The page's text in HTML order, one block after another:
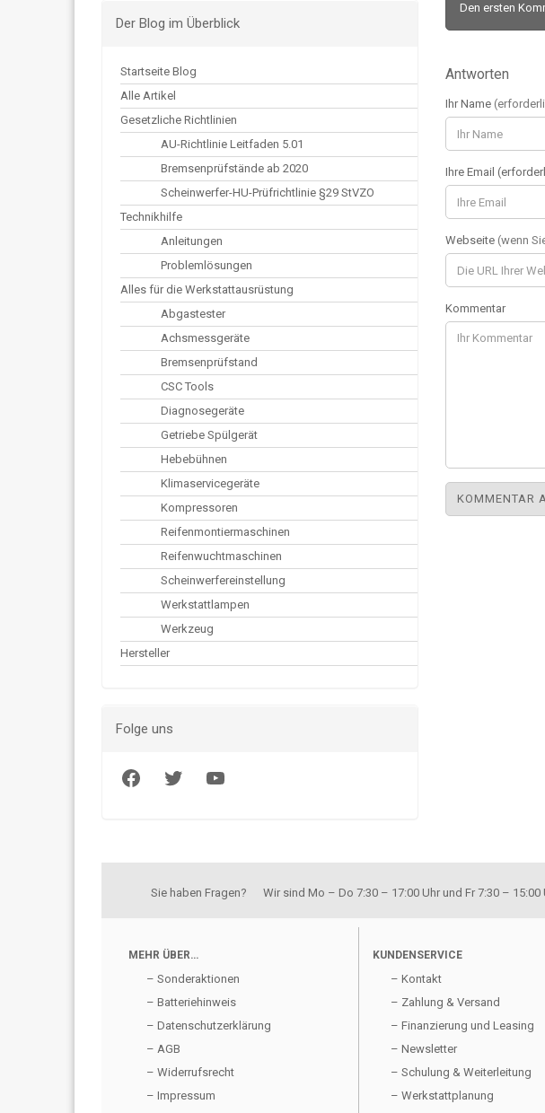
Der Blog im Überblick
Startseite Blog
Alle Artikel
Gesetzliche Richtlinien
AU-Richtlinie Leitfaden 5.01
Bremsenprüfstände ab 2020
Scheinwerfer-HU-Prüfrichtlinie §29 StVZO
Technikhilfe
Anleitungen
Problemlösungen
Alles für die Werkstattausrüstung
Abgastester
Achsmessgeräte
Bremsenprüfstand
CSC Tools
Diagnosegeräte
Getriebe Spülgerät
Hebebühnen
Klimaservicegeräte
Kompressoren
Reifenmontiermaschinen
Reifenwuchtmaschinen
Scheinwerfereinstellung
Werkstattlampen
Werkzeug
Hersteller
Folge uns
FacebookTwitter YouTube
Den ersten
Antworten
Ihr Name
Ihre Email
Webseite (wenn
Kommentar
Sie haben Fragen? Wir sind Mo – Do 7:30 – 17:00 Uhr und Fr 7:30 –
MEHR ÜBER…
– Sonderaktionen
– Batteriehinweis
– Datenschutzerklärung
– AGB
– Widerrufsrecht
– Impressum
KUNDENSERVICE
– Kontakt
– Zahlung & Versand
– Finanzierung und Leasing
– Newsletter
– Schulung & Weiterleitung
– Werkstattplanung